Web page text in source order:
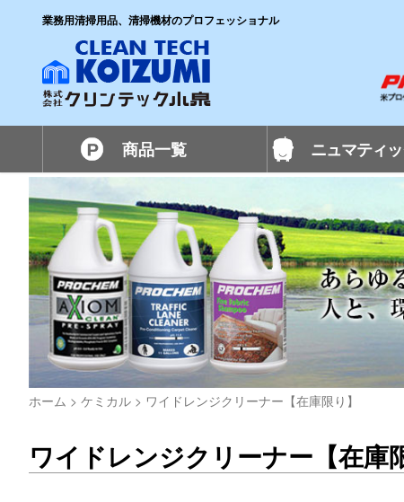
業務用清掃用品、清掃機材のプロフェッショナル
商品一覧 ニュマティ
ホーム > ケミカル > ワイドレンジクリーナー【在庫限り】
ワイドレンジクリーナー【在庫